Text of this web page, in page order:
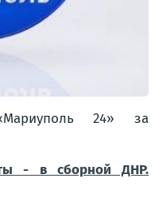
24» за
- в сборной ДНР.